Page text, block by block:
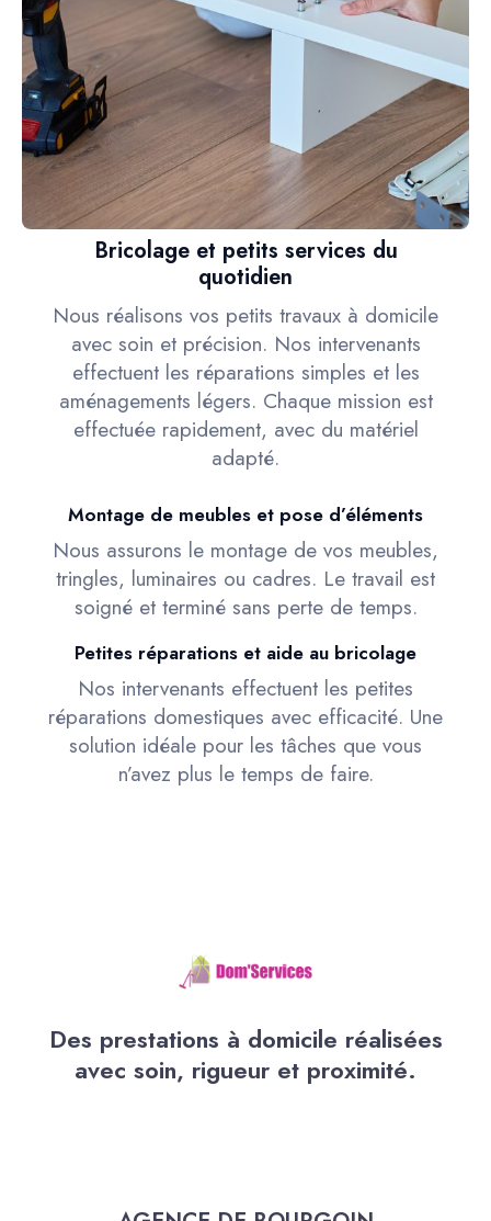
Bricolage et petits services du
quotidien
Nous réalisons vos petits travaux à domicile
avec soin et précision. Nos intervenants
effectuent les réparations simples et les
aménagements légers. Chaque mission est
effectuée rapidement, avec du matériel
adapté.
Montage de meubles et pose d’éléments
Nous assurons le montage de vos meubles,
tringles, luminaires ou cadres. Le travail est
soigné et terminé sans perte de temps.
Petites réparations et aide au bricolage
Nos intervenants effectuent les petites
réparations domestiques avec efficacité. Une
solution idéale pour les tâches que vous
n’avez plus le temps de faire.
Des prestations à domicile réalisées
avec soin, rigueur et proximité.